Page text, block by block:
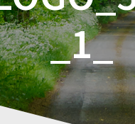
_1_